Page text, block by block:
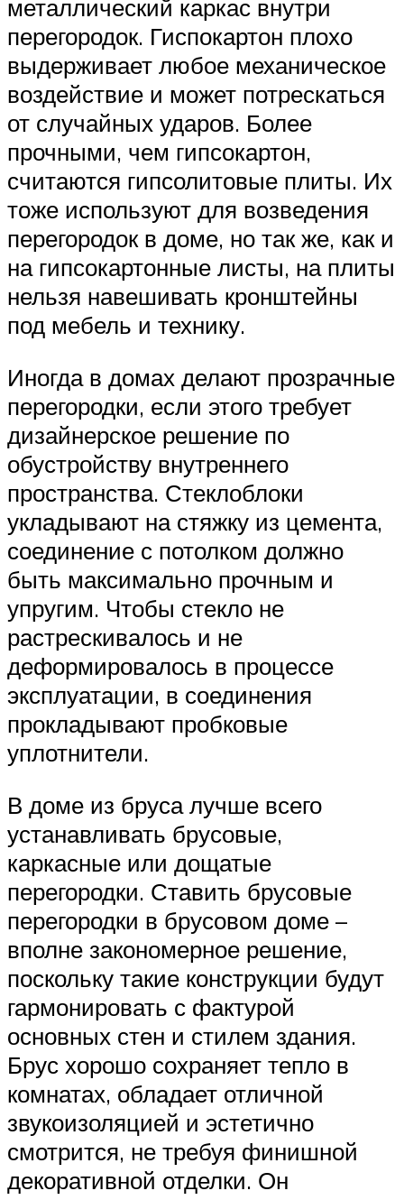
металлический каркас внутри
перегородок. Гиспокартон плохо
выдерживает любое механическое
воздействие и может потрескаться
от случайных ударов. Более
прочными, чем гипсокартон,
считаются гипсолитовые плиты. Их
тоже используют для возведения
перегородок в доме, но так же, как и
на гипсокартонные листы, на плиты
нельзя навешивать кронштейны
под мебель и технику.
Иногда в домах делают прозрачные
перегородки, если этого требует
дизайнерское решение по
обустройству внутреннего
пространства. Стеклоблоки
укладывают на стяжку из цемента,
соединение с потолком должно
быть максимально прочным и
упругим. Чтобы стекло не
растрескивалось и не
деформировалось в процессе
эксплуатации, в соединения
прокладывают пробковые
уплотнители.
В доме из бруса лучше всего
устанавливать брусовые,
каркасные или дощатые
перегородки. Ставить брусовые
перегородки в брусовом доме –
вполне закономерное решение,
поскольку такие конструкции будут
гармонировать с фактурой
основных стен и стилем здания.
Брус хорошо сохраняет тепло в
комнатах, обладает отличной
звукоизоляцией и эстетично
смотрится, не требуя финишной
декоративной отделки. Он